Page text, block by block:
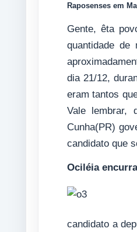
Raposenses em
Gente, êta
quantidade de
dia 21/12,
eram tantos
Vale lembrar,
Cunha(PR)
candidato que
Ociléia
candidato a